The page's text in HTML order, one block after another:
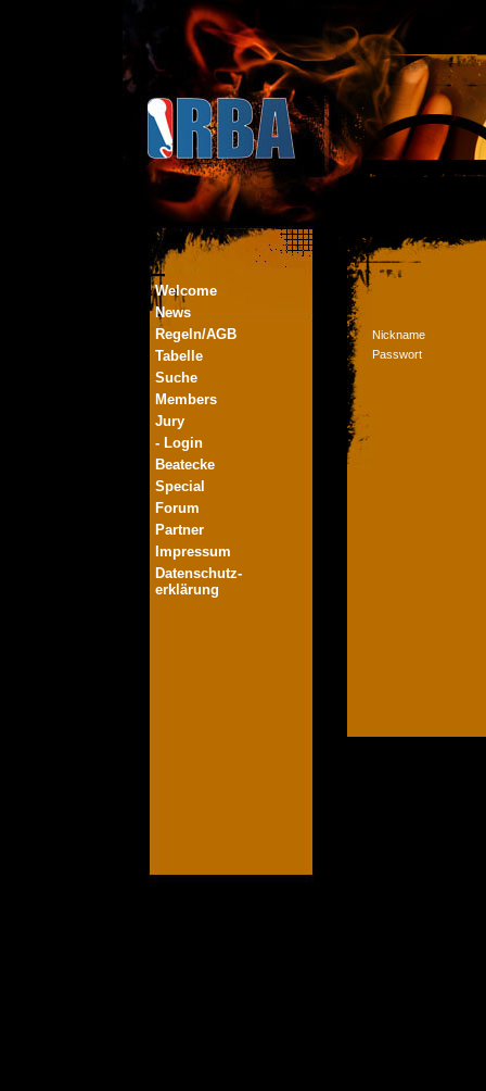
Welcome
News
Regeln/AGB
Tabelle
Suche
Members
Jury
- Login
Beatecke
Special
Forum
Partner
Impressum
Datenschutz-
erklärung
Nickname
Passwort